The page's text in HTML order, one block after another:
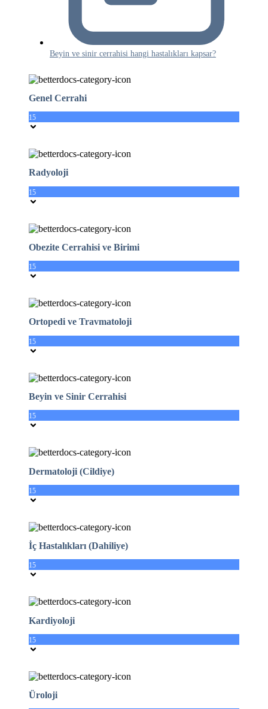
Beyin ve sinir cerrahisi hangi hastalıkları kapsar?
Genel Cerrahi
15
Radyoloji
15
Obezite Cerrahisi ve Birimi
15
Ortopedi ve Travmatoloji
15
Beyin ve Sinir Cerrahisi
15
Dermatoloji (Cildiye)
15
İç Hastalıkları (Dahiliye)
15
Kardiyoloji
15
Üroloji